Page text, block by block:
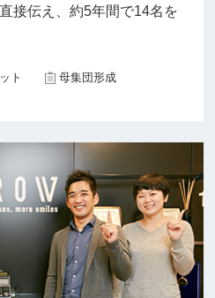
接伝え、約5年間で14名を
ト
母集団形成